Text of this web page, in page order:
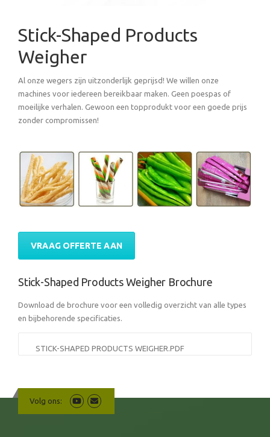
Stick-Shaped Products
Weigher
Al onze wegers zijn uitzonderlijk geprijsd! We willen onze
machines voor iedereen bereikbaar maken. Geen poespas of
moeilijke verhalen. Gewoon een topprodukt voor een goede prijs
zonder compromissen!
VRAAG OFFERTE AAN
Stick-Shaped Products Weigher Brochure
Download de brochure voor een volledig overzicht van alle types
en bijbehorende specificaties.
STICK-SHAPED PRODUCTS WEIGHER.PDF
Volg ons: